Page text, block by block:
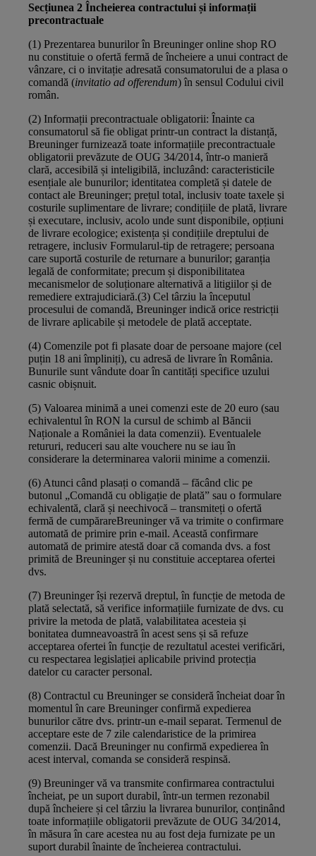
Secțiunea 2 Încheierea contractului și informații
precontractuale
(1) Prezentarea bunurilor în Breuninger online shop RO
nu constituie o ofertă fermă de încheiere a unui contract de
vânzare, ci o invitație adresată consumatorului de a plasa o
comandă (invitatio ad offerendum) în sensul Codului civil
român.
(2) Informații precontractuale obligatorii: Înainte ca
consumatorul să fie obligat printr-un contract la distanță,
Breuninger furnizează toate informațiile precontractuale
obligatorii prevăzute de OUG 34/2014, într-o manieră
clară, accesibilă și inteligibilă, incluzând: caracteristicile
esențiale ale bunurilor; identitatea completă și datele de
contact ale Breuninger; prețul total, inclusiv toate taxele și
costurile suplimentare de livrare; condițiile de plată, livrare
și executare, inclusiv, acolo unde sunt disponibile, opțiuni
de livrare ecologice; existența și condițiile dreptului de
retragere, inclusiv Formularul-tip de retragere; persoana
care suportă costurile de returnare a bunurilor; garanția
legală de conformitate; precum și disponibilitatea
mecanismelor de soluționare alternativă a litigiilor și de
remediere extrajudiciară.(3) Cel târziu la începutul
procesului de comandă, Breuninger indică orice restricții
de livrare aplicabile și metodele de plată acceptate.
(4) Comenzile pot fi plasate doar de persoane majore (cel
puțin 18 ani împliniți), cu adresă de livrare în România.
Bunurile sunt vândute doar în cantități specifice uzului
casnic obișnuit.
(5) Valoarea minimă a unei comenzi este de 20 euro (sau
echivalentul în RON la cursul de schimb al Băncii
Naționale a României la data comenzii). Eventualele
retururi, reduceri sau alte vouchere nu se iau în
considerare la determinarea valorii minime a comenzii.
(6) Atunci când plasați o comandă – făcând clic pe
butonul „Comandă cu obligație de plată” sau o formulare
echivalentă, clară și neechivocă – transmiteți o ofertă
fermă de cumpărareBreuninger vă va trimite o confirmare
automată de primire prin e-mail. Această confirmare
automată de primire atestă doar că comanda dvs. a fost
primită de Breuninger și nu constituie acceptarea ofertei
dvs.
(7) Breuninger își rezervă dreptul, în funcție de metoda de
plată selectată, să verifice informațiile furnizate de dvs. cu
privire la metoda de plată, valabilitatea acesteia și
bonitatea dumneavoastră în acest sens și să refuze
acceptarea ofertei în funcție de rezultatul acestei verificări,
cu respectarea legislației aplicabile privind protecția
datelor cu caracter personal.
(8) Contractul cu Breuninger se consideră încheiat doar în
momentul în care Breuninger confirmă expedierea
bunurilor către dvs. printr-un e-mail separat. Termenul de
acceptare este de 7 zile calendaristice de la primirea
comenzii. Dacă Breuninger nu confirmă expedierea în
acest interval, comanda se consideră respinsă.
(9) Breuninger vă va transmite confirmarea contractului
încheiat, pe un suport durabil, într-un termen rezonabil
după încheiere și cel târziu la livrarea bunurilor, conținând
toate informațiile obligatorii prevăzute de OUG 34/2014,
în măsura în care acestea nu au fost deja furnizate pe un
suport durabil înainte de încheierea contractului.